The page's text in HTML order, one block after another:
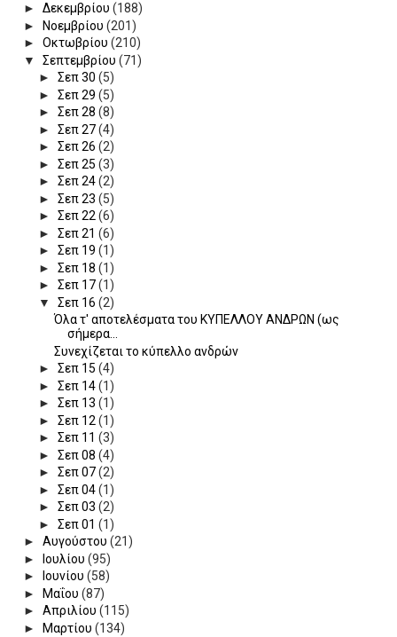
► Δεκεμβρίου (188)
►
Νοεμβρίου (201)
► Οκτωβρίου (210)
▼ Σεπτεμβρίου (71)
► Σεπ 30 (5)
► Σεπ 29 (5)
► Σεπ 28 (8)
► Σεπ 27(4)
► Σεπ 26 (2)
► Σεπ 25 (3)
► Σεπ 24(2)
► Σεπ 23 (5)
► Σεπ 22(6)
► Σεπ 21 (6)
► Σεπ 19 (1)
► Σεπ 18 (1)
► Σεπ 17(1)
▼ Σεπ 16 (2)
Όλα τ' αποτελέσματα του ΚΥΠΕΛΛΟΥ ΑΝΔΡΩΝ (ως
σήμερα...
Συνεχίζεται το κύπελλο ανδρών
► Σεπ 15 (4)
► Σεπ 14(1)
► Σεπ 13 (1)
► Σεπ 12 (1)
► Σεπ 11 (3)
► Σεπ 08 (4)
► Σεπ 07(2)
► Σεπ 04(1)
► Σεπ 03 (2)
► Σεπ 01 (1)
► Αυγούστου (21)
►
Ιουλίου (95)
►
Ιουνίου (58)
►
Μαΐου (87)
► Απριλίου (115)
►
Μαρτίου (134)